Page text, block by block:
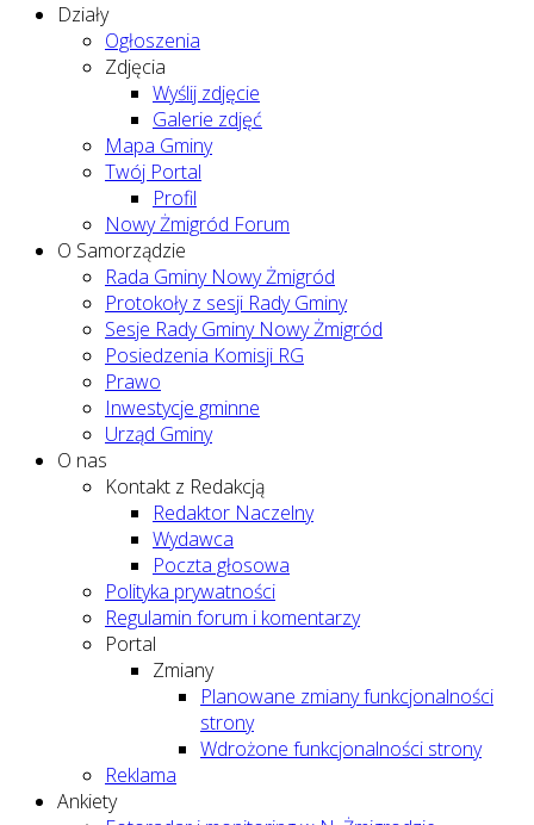
Działy
Ogłoszenia
Zdjęcia
Wyślij zdjęcie
Galerie zdjęć
Mapa Gminy
Twój Portal
Profil
Nowy Żmigród Forum
O Samorządzie
Rada Gminy Nowy Żmigród
Protokoły z sesji Rady Gminy
Sesje Rady Gminy Nowy Żmigród
Posiedzenia Komisji RG
Prawo
Inwestycje gminne
Urząd Gminy
O nas
Kontakt z Redakcją
Redaktor Naczelny
Wydawca
Poczta głosowa
Polityka prywatności
Regulamin forum i komentarzy
Portal
Zmiany
Planowane zmiany funkcjonalności
strony
Wdrożone funkcjonalności strony
Reklama
Ankiety